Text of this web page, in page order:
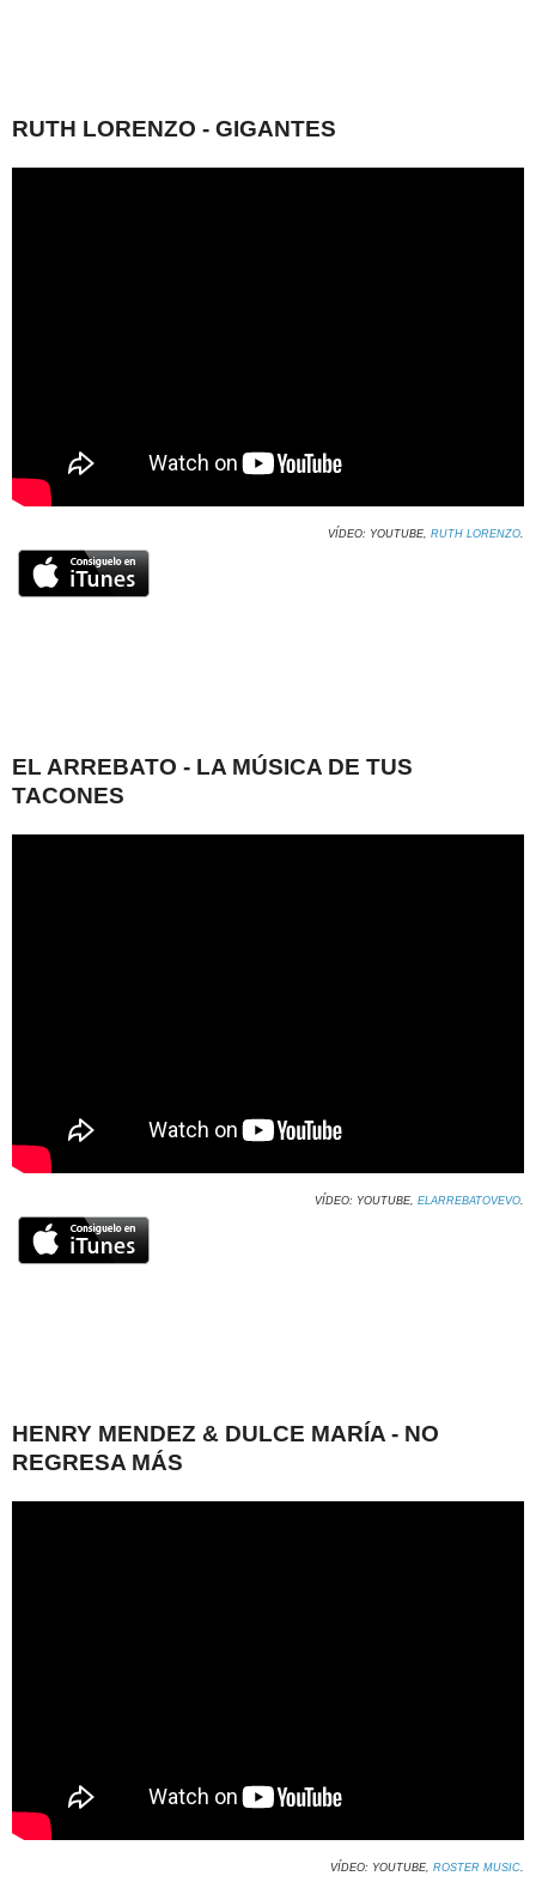
RUTH LORENZO - GIGANTES
VÍDEO: YOUTUBE, RUTH LORENZO
EL ARREBATO - LA MÚSICA DE TUS
TACONES
VÍDEO: YOUTUBE, ELARREBATOVEVO
HENRY MENDEZ & DULCE MARÍA - NO
REGRESA MÁS
VÍDEO: YOUTUBE, ROSTER MUSIC